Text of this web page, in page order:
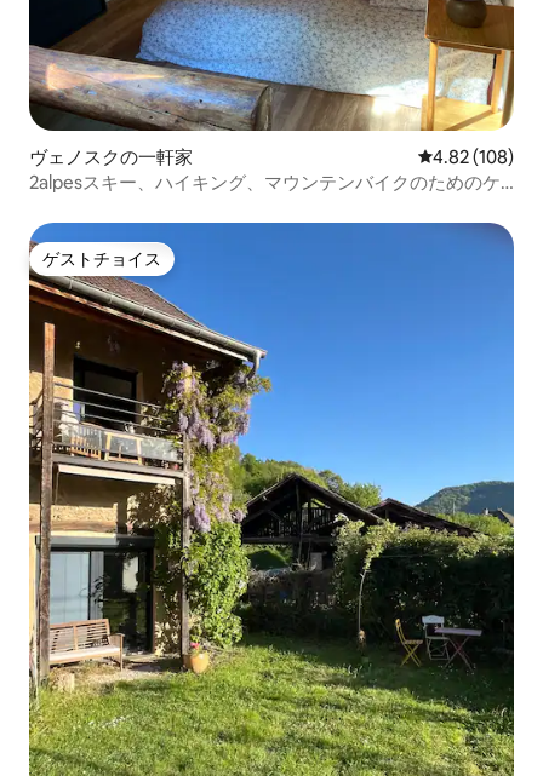
ヴェノスクの一軒家 レビュー108
4.82 (108)
2alpesスキー、ハイキング、マウンテンバイクのためのケ
ゲストチョイス
ゲストチョイス